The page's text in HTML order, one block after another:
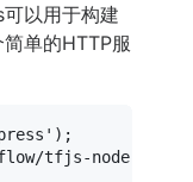
以用于构建
单的HTTP服
tfjs-node'